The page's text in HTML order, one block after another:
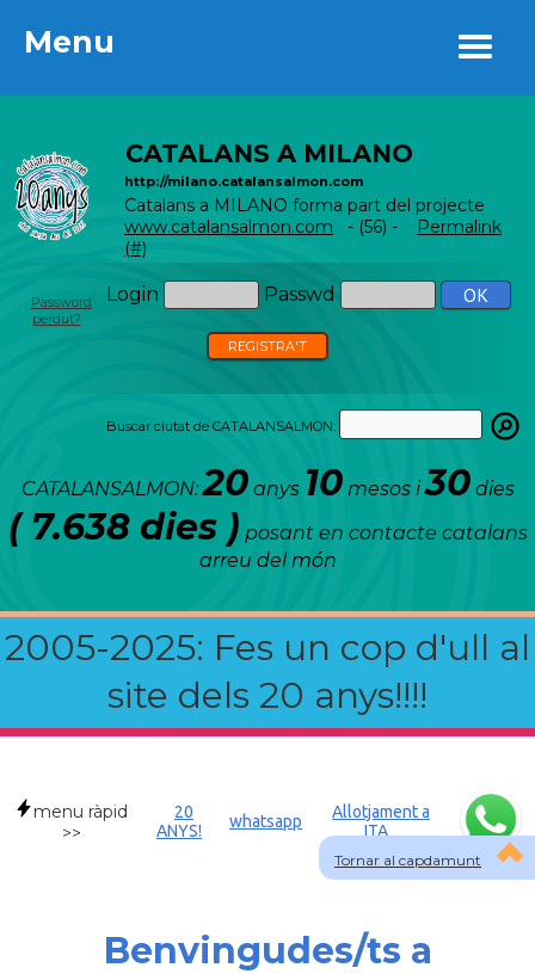
Menu
CATALANS A MILANO
http://milano.catalansalmon.com
Catalans a MILANO forma part del projecte
www.catalansalmon.com - (56) -
Permalink
(#)
Login Passwd
Password
perdut?
REGISTRA'T
Buscar ciutat de CATALANSALMON:
CATALANSALMON:20anys 10mesos i30dies
( 7.638 dies ) posant en contacte catalans
arreu del món
2005-2025: Fes un cop d'ull al
site dels 20 anys!!!!
Menu
Tornar al capdamunt
menu ràpid
>>
20
ANYS!
whatsapp
Allotjament a
ITA
Benvingudes/ts a